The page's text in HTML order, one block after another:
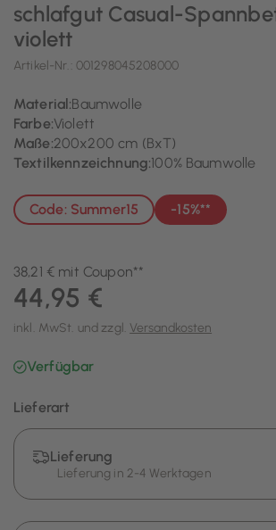
schlafgut Casual-
violett
Artikel-Nr.: 001298045208000
Material:Baumwolle
Farbe:Violett
Maße:200x200 cm (BxT)
Textilkennzeichnung:100% Baumwolle
Code: Summer15 -15%**
38,21 € mit Coupon**
44,95 €
inkl. MwSt. und zzgl. Versandkosten
Verfügbar
Lieferart
Lieferung
Lieferung in 2-4 Werktagen